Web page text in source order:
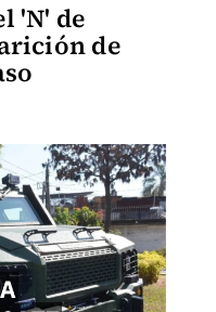
'N' de
de